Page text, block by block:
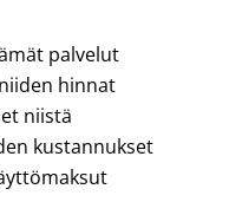
palvelut
hinnat
niistä
kustannukset